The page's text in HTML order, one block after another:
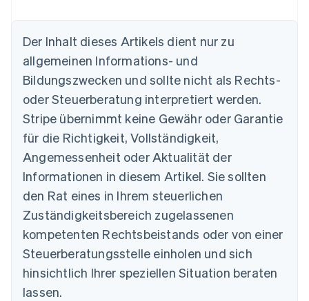
Der Inhalt dieses Artikels dient nur zu
allgemeinen Informations- und
Bildungszwecken und sollte nicht als Rechts-
oder Steuerberatung interpretiert werden.
Stripe übernimmt keine Gewähr oder Garantie
für die Richtigkeit, Vollständigkeit,
Angemessenheit oder Aktualität der
Informationen in diesem Artikel. Sie sollten
den Rat eines in Ihrem steuerlichen
Zuständigkeitsbereich zugelassenen
kompetenten Rechtsbeistands oder von einer
Steuerberatungsstelle einholen und sich
hinsichtlich Ihrer speziellen Situation beraten
lassen.
English
Belgien
Nederlands Français Deutsch English
Brasilien
PortuguêsEnglish
Bulgarien
Dänemark
English
Deutschland
Deutsch English
Estland
English
Festlandchina
简体中文 English
Finnland
EnglishSvenska
Frankreich
Français